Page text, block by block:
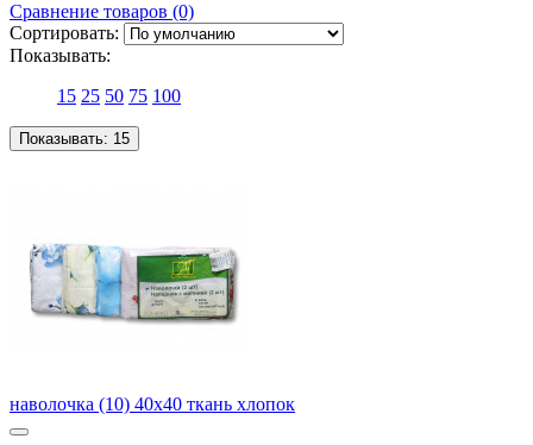
Сравнение товаров (0)
Сортировать:
Показывать:
15 25 50 75 100
Показывать: 15
наволочка (10) 40х40 ткань хлопок